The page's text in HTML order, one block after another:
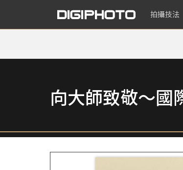
拍攝技法
向大師致敬～國